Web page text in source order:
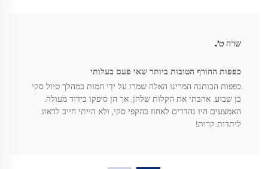
שרה ט'.
כפפות החורף הטובות ביותר שאי פעם בעלותי
כפפות הכותנה המרינו האלה שמרו על ידַי חמות במהלך טיול סקי
בן שבוע. אהבתי את הקלות שלהן, אך הן סיפקו בידוד מעולה.
האמצעים היו נהדרים לאחוז בהקפי סקי, ולא הייתי חייב לדאוג
ליתדות קרות!